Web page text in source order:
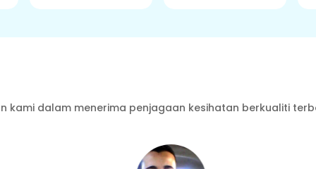
kami dalam menerima penjagaan kesihatan berkualiti